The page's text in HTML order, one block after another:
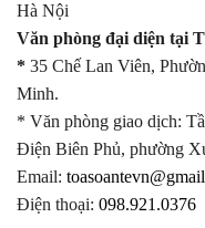
Hà Nội
Văn phòng đại diện tại
* 35 Chế Lan Viên,
Minh.
* Văn phòng giao dịch:
Điện Biên Phủ, phường
Email:
Điện thoại: 098.921.0376